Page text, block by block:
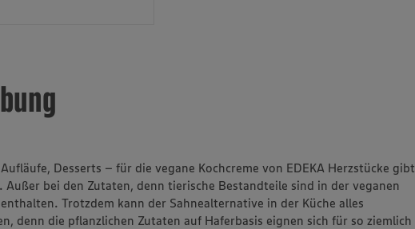
Desserts – für die vegane Kochcreme von EDEKA Herzstücke gibt
Außer bei den Zutaten, denn tierische Bestandteile sind in der veganen
Trotzdem kann der Sahnealternative in der Küche alles
denn die pflanzlichen Zutaten auf Haferbasis eignen sich für so ziemlich